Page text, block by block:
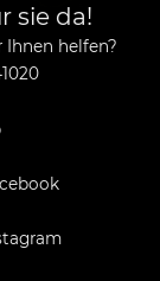
sie da!
helfen?